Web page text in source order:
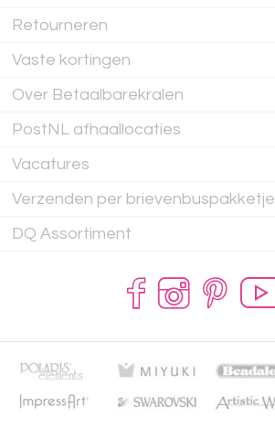
Retourneren
Vaste kortingen
Over Betaalbarekralen
PostNL afhaallocaties
Vacatures
Verzenden per brievenbuspakketje
DQ Assortiment